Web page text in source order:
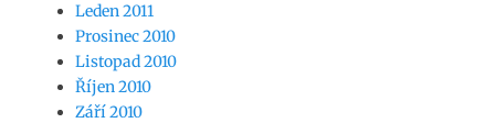
Leden 2011
Prosinec 2010
Listopad 2010
Říjen 2010
Září 2010